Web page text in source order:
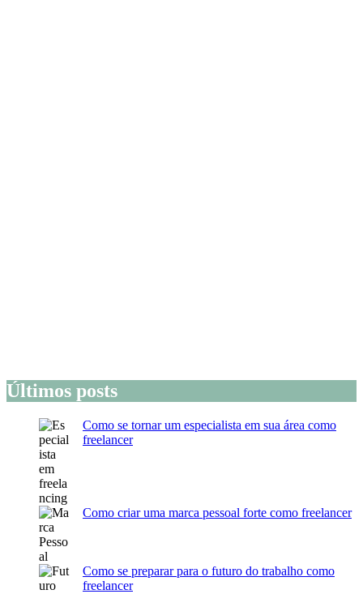
Últimos posts
Como se tornar um especialista em sua área como
freelancer
Como criar uma marca pessoal forte como freelancer
Como se preparar para o futuro do trabalho como
freelancer